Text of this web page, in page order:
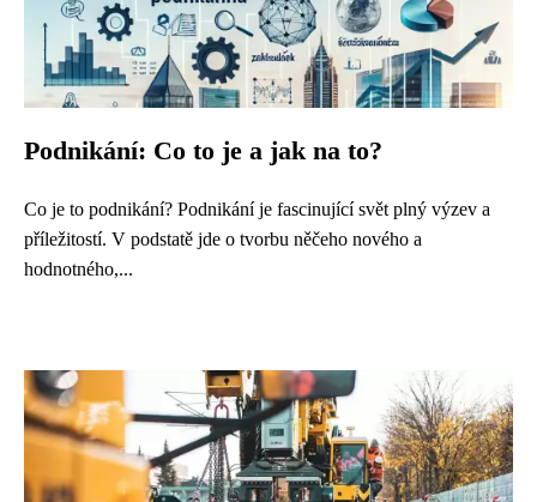
Podnikání: Co to je a jak na to?
Co je to podnikání? Podnikání je fascinující svět plný výzev a
příležitostí. V podstatě jde o tvorbu něčeho nového a
hodnotného,...